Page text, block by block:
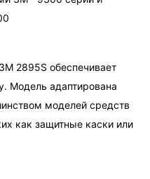
2895S обеспечивает
Модель адаптирована
моделей средств
как защитные каски или